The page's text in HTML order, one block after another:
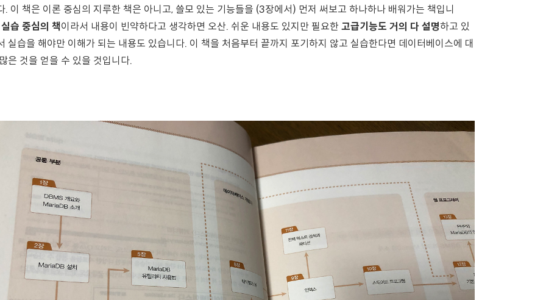
. 이 책은 이론 중심의 지루한 책은 아니고, 쓸모 있는 기능들을 (3장에서) 먼저 써보고 하나하나 배워가는 책입니
실습 중심의 책이라서 내용이 빈약하다고 생각하면 오산. 쉬운 내용도 있지만 필요한 고급기능도 거의 다 설명하고 있
실습을 해야만 이해가 되는 내용도 있습니다. 이 책을 처음부터 끝까지 포기하지 않고 실습한다면 데이터베이스에 대
은 것을 얻을 수 있을 것입니다.